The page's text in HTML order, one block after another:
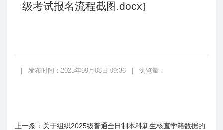
级考试报名流程截图.docx 】
发布时间：2025年09月08日 09:36 浏览量：
上一条： 关于组织2025级普通全日制本科新生核查学籍数据的